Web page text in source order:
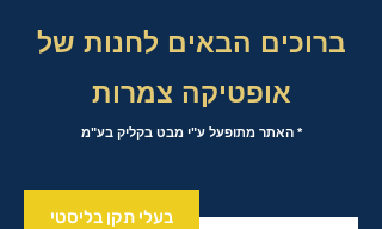
ברוכים הבאים לחנות של
אופטיקה צמרות
* האתר מתופעל ע"י מבט בקליק בע"מ
בעלי תקן בליסטי